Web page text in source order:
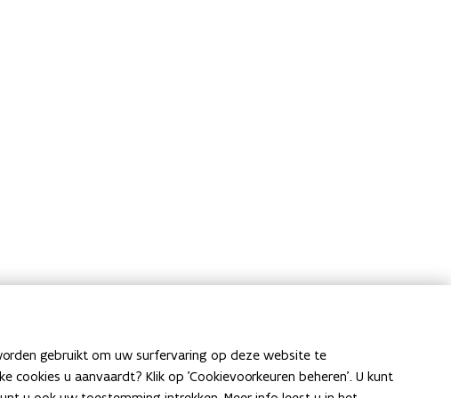
gebruikt om uw surfervaring op deze website te
cookies u aanvaardt? Klik op 'Cookievoorkeuren beheren'. U kunt